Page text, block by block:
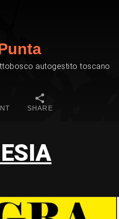
autogestito toscano
SHARE